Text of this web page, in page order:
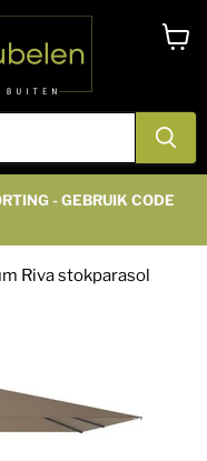
- GEBRUIK CODE
Riva stokparasol